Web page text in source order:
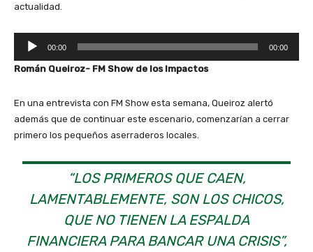
actualidad.
p
o
d
u
00:00 00:00
Román Queiroz- FM Show de los Impactos
En una entrevista con FM Show esta semana, Queiroz alertó
además que de continuar este escenario, comenzarían a cerrar
primero los pequeños aserraderos locales.
“LOS PRIMEROS QUE CAEN,
LAMENTABLEMENTE, SON LOS CHICOS,
QUE NO TIENEN LA ESPALDA
FINANCIERA PARA BANCAR UNA CRISIS”,